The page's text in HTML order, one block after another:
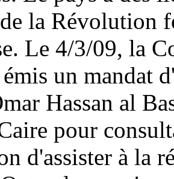
la Révolution
Le 4/3/09, la
un mandat
Hassan al
pour
d'assister à la